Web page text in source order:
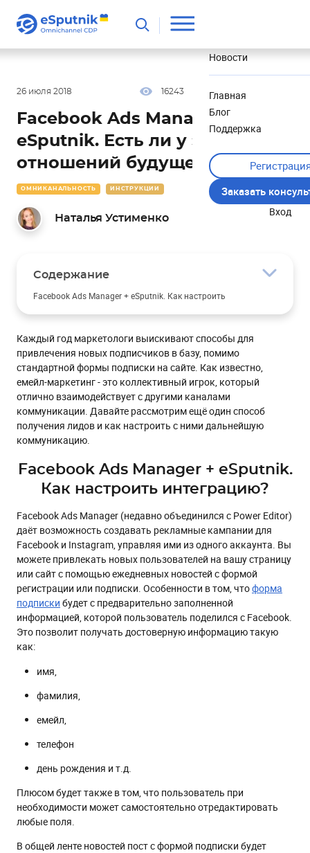
Новости
Главная
Блог
Поддержка
Заказать
Вход
26 июля 2018 16243
ОМНИКАНАЛЬНОСТЬ ИНСТРУКЦИИ
Facebook Ads Manager +
eSputnik. Есть ли у этих
отношений будущее?
Наталья Устименко
Содержание
Facebook Ads Manager + eSputnik. Как настроить
Базовые настройки цели промокампании
Раздел “Группа объявлений”
1. Выберите страничку
2. Настройте аудиторию
Раздел “Реклама”
Создание формы подписки для рекламы в Facebook
Во вкладке “Контент”
Во вкладке “Настройки”
Контрольная проверка проделанной работы по
настройке формы и странички благодарности
Где мои лиды из Фейсбука?
Передача данных c Facebook Lead Ads в eSputnik с помощью
Настраиваем вкладку Trigger
Настраиваем вкладку Action
Каждый год маркетологи выискивают способы для
привлечения новых подписчиков в базу, помимо
стандартной формы подписки на сайте. Как известно,
емейл-маркетинг - это коллективный игрок, который
отлично взаимодействует с другими каналами
коммуникации. Давайте рассмотрим ещё один способ
получения лидов и как настроить с ними дальнейшую
коммуникацию.
Facebook Ads Manager + eSputnik.
Как настроить интеграцию?
Facebook Ads Manager (недавно объединился с Power Editor)
даёт возможность создавать рекламные кампании для
Facebook и Instagram, управляя ими из одного аккаунта. Вы
можете привлекать новых пользователей на вашу страницу
или сайт с помощью ежедневных новостей с формой
регистрации или подписки. Особенности в том, чтоформа
подписки будет с предварительно заполненной
информацией, которой пользователь поделился с Facebook.
Это позволит получать достоверную информацию такую
как:
имя,
фамилия,
емейл,
телефон
день рождения и т.д.
Плюсом будет также в том, что пользователь при
необходимости может самостоятельно отредактировать
любые поля.
В общей ленте новостей пост с формой подписки будет